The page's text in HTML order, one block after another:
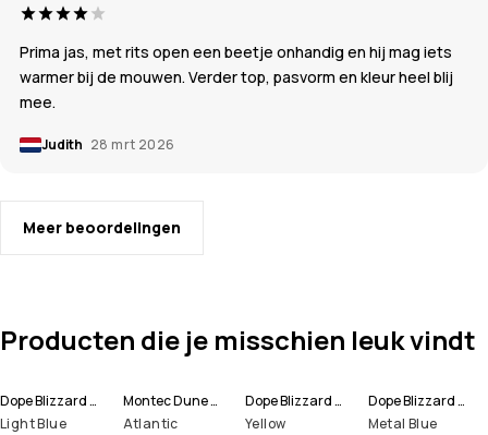
Prima jas, met rits open een beetje onhandig en hij mag iets
warmer bij de mouwen. Verder top, pasvorm en kleur heel blij
mee.
Judith 28 mrt 2026
Meer beoordelingen
Producten die je misschien leuk vindt
Dope Blizzard W Full Zip Ski jas Women
Light Blue
Montec Dune W Ski jas Women
Atlantic
Dope Blizzard W Ski jas Women
Yellow
Dope Blizzard W Full Zip Ski jas Women
Metal Blue